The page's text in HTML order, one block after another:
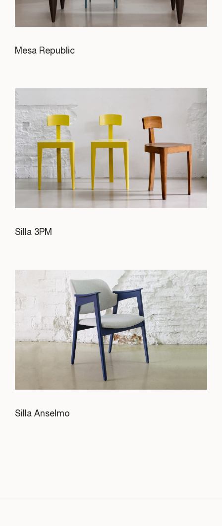
Mesa Republic
Silla 3PM
Silla Anselmo